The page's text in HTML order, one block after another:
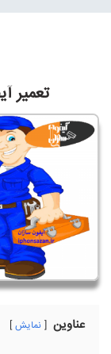
تعمیر
عناوین نمایش